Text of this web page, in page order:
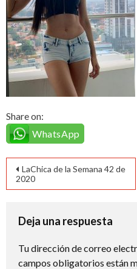
Share on:
WhatsApp
Navegación
de
entradas
LaChica de la Semana 42 de
2020
Deja una respuesta
Tu dirección de correo
campos obligatorios están